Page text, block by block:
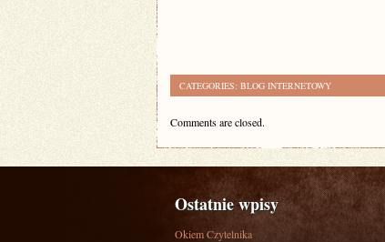
CATEGORIES: BLOG INTERNETOWY
Comments are closed.
Ostatnie wpisy
Okiem Czytelnika